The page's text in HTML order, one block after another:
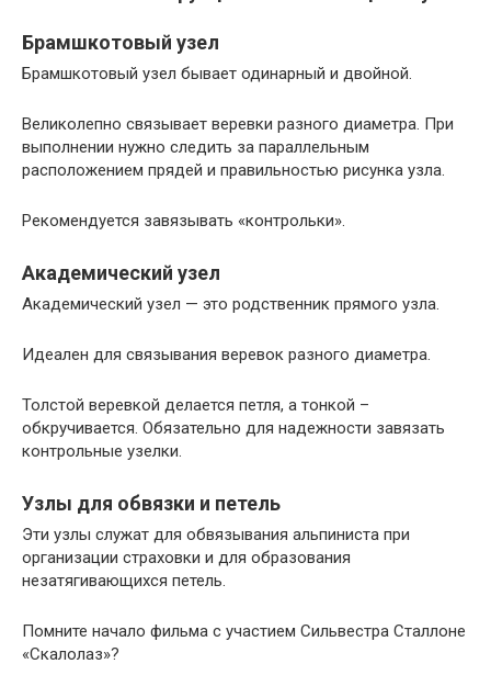
Брамшкотовый узел
Брамшкотовый узел бывает одинарный и двойной.
Великолепно связывает веревки разного диаметра. При
выполнении нужно следить за параллельным
расположением прядей и правильностью рисунка узла.
Рекомендуется завязывать «контрольки».
Академический узел
Академический узел — это родственник прямого узла.
Идеален для связывания веревок разного диаметра.
Толстой веревкой делается петля, а тонкой –
обкручивается. Обязательно для надежности завязать
контрольные узелки.
Узлы для обвязки и петель
Эти узлы служат для обвязывания альпиниста при
организации страховки и для образования
незатягивающихся петель.
Помните начало фильма с участием Сильвестра Сталлоне
«Скалолаз»?